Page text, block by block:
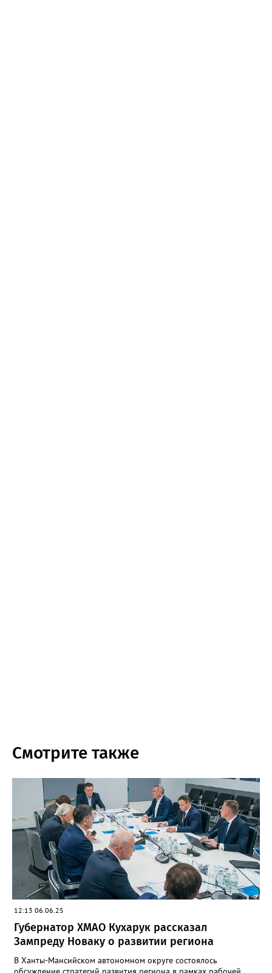
Смотрите также
12:13 06.06.25
Губернатор ХМАО Кухарук рассказал
Зампреду Новаку о развитии региона
В Ханты-Мансийском автономном округе состоялось